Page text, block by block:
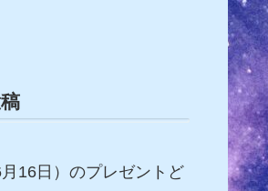
16日）のプレゼントど